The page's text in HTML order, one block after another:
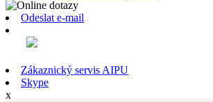
Odeslat e-mail
Zákaznický servis AIPU
Skype
x